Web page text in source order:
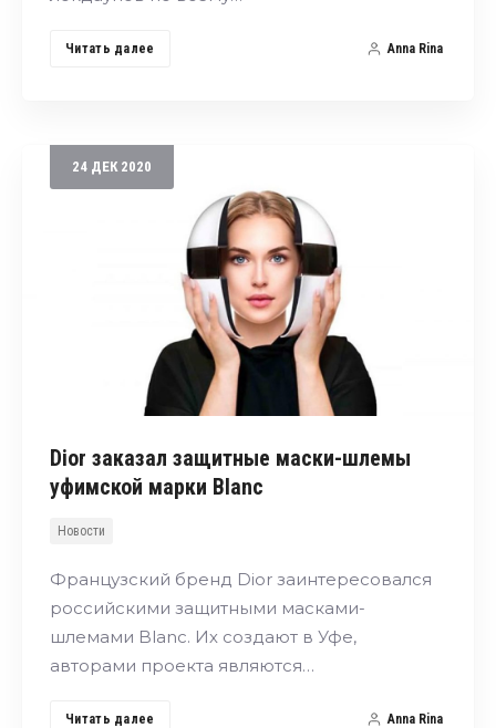
Читать далее Anna Rina
24 ДЕК 2020
Dior заказал защитные маски-шлемы
уфимской марки Blanc
Новости
Французский бренд Dior заинтересовался
российскими защитными масками-
шлемами Blanc. Их создают в Уфе,
авторами проекта являются…
Читать далее Anna Rina